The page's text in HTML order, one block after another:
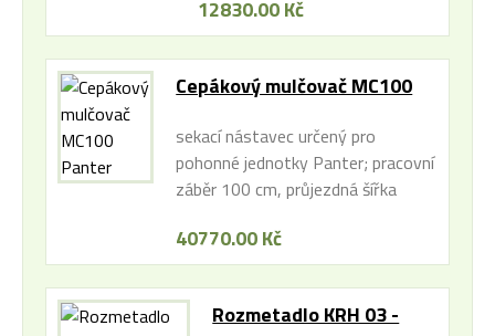
12830.00 Kč
Cepákový mulčovač MC100
sekací nástavec určený pro
pohonné jednotky Panter; pracovní
záběr 100 cm, průjezdná šířka
40770.00 Kč
Rozmetadlo KRH 03 -